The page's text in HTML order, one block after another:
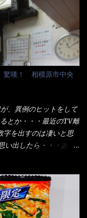
？ この得サイズの木
木桶サイズに、満々
が伸びてしまうだろ
食べ進められるじゃな
して、山葵も2つ。 そ
！ これだよ、こ
湯までも入ってしま
ですな。 結局、伸び
だし汁＞を少し追加
全てお腹の中へ収まっ
いな！ まだ鶏天1個位
げうどんの湯無し＞を
分廃れてしまってい
た事は無い！（キッ
官公庁や超大手企業戦
、ゴマスリ・・・てな
全国区（北海道と沖縄
手といっても過言では
ているので饂飩好きの
しい・・ そんな大手
詰め乾麺！ このパッ
でしょう。 そんな贈答
発見し購入！ 中身は、
クになっており、それ
メガドンキでゲットし
色々と各方面へ忖度し
早速1袋を大釜で茹で～
家には、高齢者がいる
驚嘆！ 相模原市中央
、異例のヒットをして
とか・・・最近のTV離
字を出すのは凄いと思
い出したら・・・あっ
ウンターに置かれた＜
何かキャベツが山じ
のです。 普通のとん